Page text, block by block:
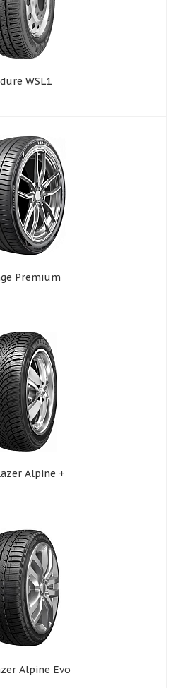
WSL1
Premium
Alpine +
Alpine Evo